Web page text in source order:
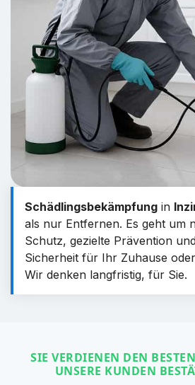
Schädlingsbekämpfung in
als nur Entfernen. Es geht um
Schutz, gezielte Prävention
Sicherheit für Ihr Zuhause
Wir denken langfristig, für Sie.
SIE VERDIENEN DEN
UNSERE KUNDEN